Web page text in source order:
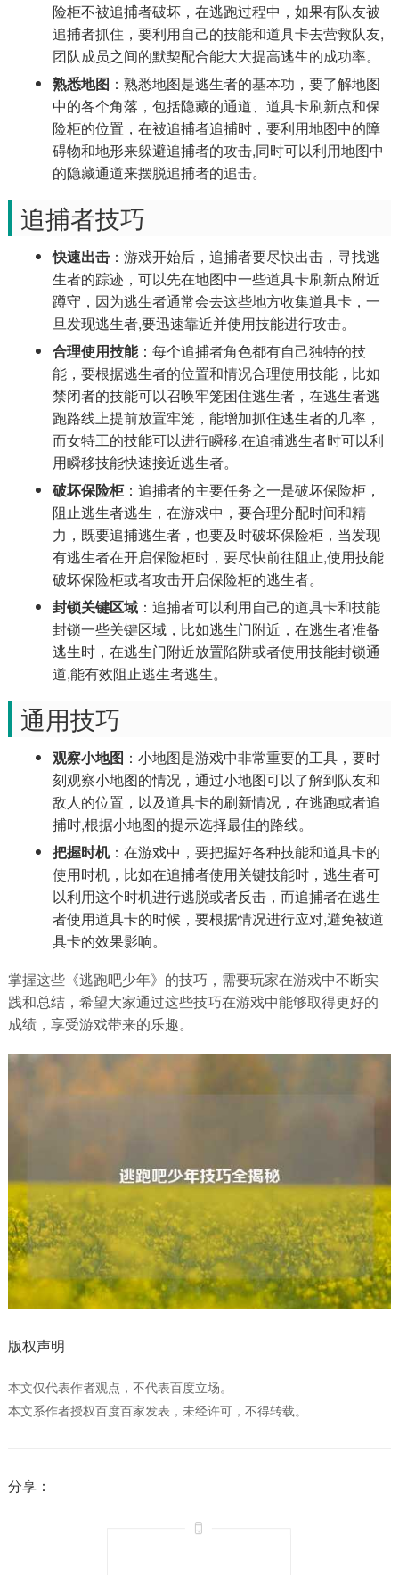
险柜不被追捕者破坏，在逃跑过程中，如果有队友被
追捕者抓住，要利用自己的技能和道具卡去营救队友,
团队成员之间的默契配合能大大提高逃生的成功率。
熟悉地图 ：熟悉地图是逃生者的基本功，要了解地图
中的各个角落，包括隐藏的通道、道具卡刷新点和保
险柜的位置，在被追捕者追捕时，要利用地图中的障
碍物和地形来躲避追捕者的攻击,同时可以利用地图中
的隐藏通道来摆脱追捕者的追击。
追捕者技巧
快速出击：游戏开始后，追捕者要尽快出击，寻找逃
生者的踪迹，可以先在地图中一些道具卡刷新点附近
蹲守，因为逃生者通常会去这些地方收集道具卡，一
旦发现逃生者,要迅速靠近并使用技能进行攻击。
合理使用技能：每个追捕者角色都有自己独特的技
能，要根据逃生者的位置和情况合理使用技能，比如
禁闭者的技能可以召唤牢笼困住逃生者，在逃生者逃
跑路线上提前放置牢笼，能增加抓住逃生者的几率，
而女特工的技能可以进行瞬移,在追捕逃生者时可以利
用瞬移技能快速接近逃生者。
破坏保险柜：追捕者的主要任务之一是破坏保险柜，
阻止逃生者逃生，在游戏中，要合理分配时间和精
力，既要追捕逃生者，也要及时破坏保险柜，当发现
有逃生者在开启保险柜时，要尽快前往阻止,使用技能
破坏保险柜或者攻击开启保险柜的逃生者。
封锁关键区域：追捕者可以利用自己的道具卡和技能
封锁一些关键区域，比如逃生门附近，在逃生者准备
逃生时，在逃生门附近放置陷阱或者使用技能封锁通
道,能有效阻止逃生者逃生。
通用技巧
观察小地图 ：小地图是游戏中非常重要的工具，要时
刻观察小地图的情况，通过小地图可以了解到队友和
敌人的位置，以及道具卡的刷新情况，在逃跑或者追
捕时,根据小地图的提示选择最佳的路线。
把握时机：在游戏中，要把握好各种技能和道具卡的
使用时机，比如在追捕者使用关键技能时，逃生者可
以利用这个时机进行逃脱或者反击，而追捕者在逃生
者使用道具卡的时候，要根据情况进行应对,避免被道
具卡的效果影响。
掌握这些《逃跑吧少年》的技巧，需要玩家在游戏中不断实
践和总结，希望大家通过这些技巧在游戏中能够取得更好的
成绩，享受游戏带来的乐趣。
版权声明
本文仅代表作者观点，不代表百度立场。
本文系作者授权百度百家发表，未经许可，不得转载。
分享：